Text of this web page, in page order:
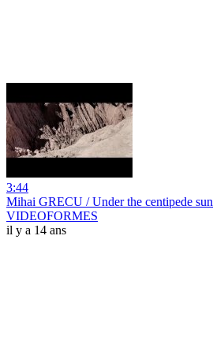
3:44
Mihai GRECU / Under the centipede sun
VIDEOFORMES
il y a 14 ans